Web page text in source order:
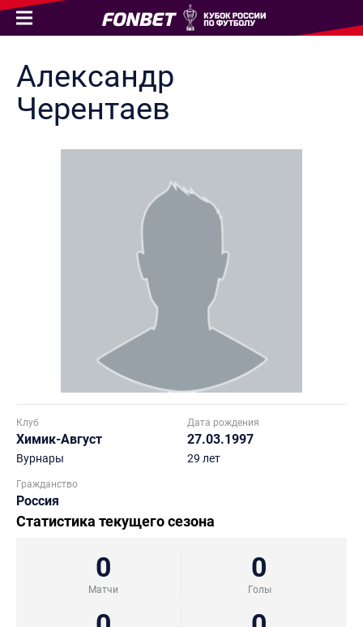
Александр
Черентаев
Клуб
Химик-Август
Вурнары
Дата рождения
27.03.1997
29 лет
Гражданство
Россия
Статистика текущего сезона
0
Матчи
0
Голы